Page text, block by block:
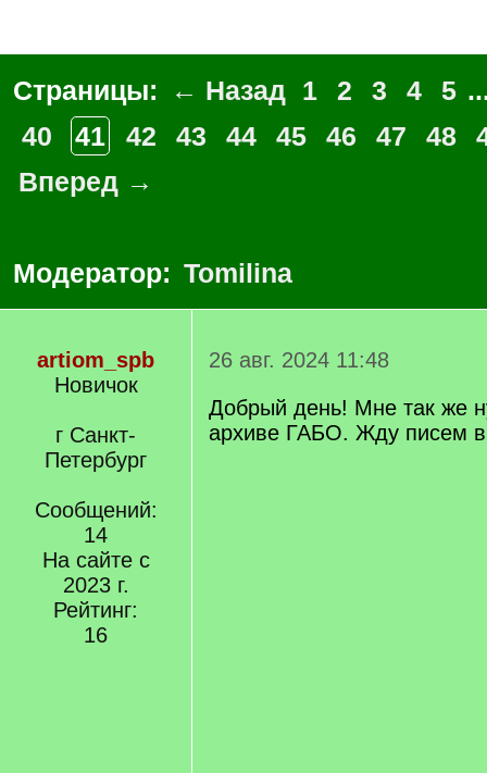
Страницы: ← Назад 1 2 3 4 5
40
41 42 43 44 45 46 47 48
Вперед →
Модератор: Tomilina
artiom_spb
Новичок
г Санкт-
Петербург
Сообщений:
14
На сайте с
2023 г.
Рейтинг:
16
26 авг. 2024 11:48
Добрый день! Мне так же
архиве ГАБО. Жду писем